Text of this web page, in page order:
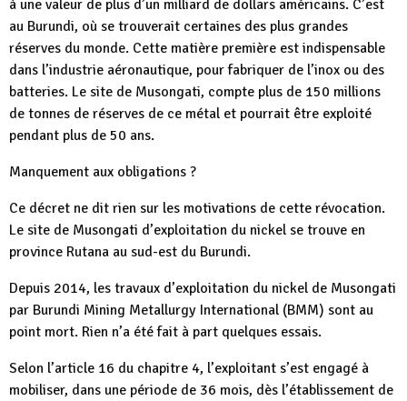
à une valeur de plus d’un milliard de dollars américains. C’est
au Burundi, où se trouverait certaines des plus grandes
réserves du monde. Cette matière première est indispensable
dans l’industrie aéronautique, pour fabriquer de l’inox ou des
batteries. Le site de Musongati, compte plus de 150 millions
de tonnes de réserves de ce métal et pourrait être exploité
pendant plus de 50 ans.
Manquement aux obligations ?
Ce décret ne dit rien sur les motivations de cette révocation.
Le site de Musongati d’exploitation du nickel se trouve en
province Rutana au sud-est du Burundi.
Depuis 2014, les travaux d’exploitation du nickel de Musongati
par Burundi Mining Metallurgy International (BMM) sont au
point mort. Rien n’a été fait à part quelques essais.
Selon l’article 16 du chapitre 4, l’exploitant s’est engagé à
mobiliser, dans une période de 36 mois, dès l’établissement de